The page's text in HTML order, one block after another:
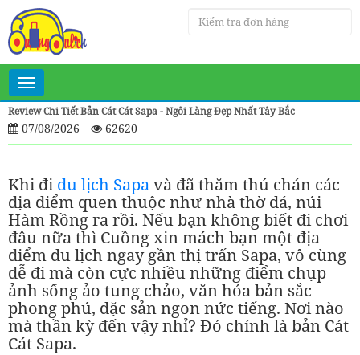
Toggle
navigation
Review Chi Tiết Bản Cát Cát Sapa - Ngôi Làng Đẹp Nhất Tây Bắc
07/08/2026 62620
Khi đidu lịch Sapavà đã thăm thú chán các
địa điểm quen thuộc như nhà thờ đá, núi
Hàm Rồng ra rồi. Nếu bạn không biết đi chơi
đâu nữa thì Cuồng xin mách bạn một địa
điểm du lịch ngay gần thị trấn Sapa, vô cùng
dễ đi mà còn cực nhiều những điểm chụp
ảnh sống ảo tung chảo, văn hóa bản sắc
phong phú, đặc sản ngon nức tiếng. Nơi nào
mà thần kỳ đến vậy nhỉ? Đó chính là bản Cát
Cát Sapa.